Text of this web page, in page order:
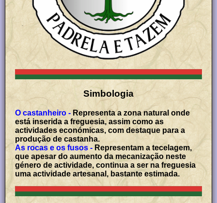
Simbologia
O castanheiro - Representa a zona natural onde
está inserida a freguesia, assim como as
actividades económicas, com destaque para a
produção de castanha.
As rocas e os fusos - Representam a tecelagem,
que apesar do aumento da mecanização neste
género de actividade, continua a ser na freguesia
uma actividade artesanal, bastante estimada.